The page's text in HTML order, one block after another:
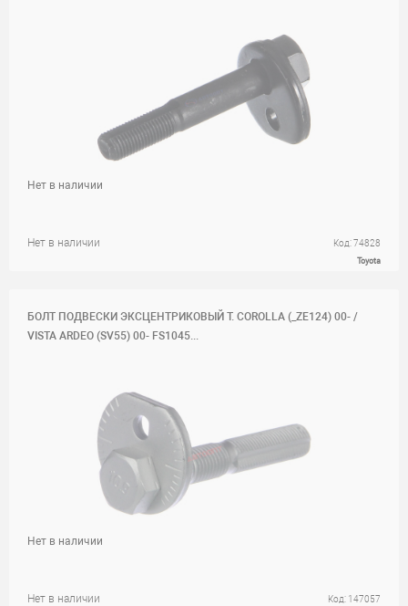
Нет в наличии Код: 74828
Toyota
Нет в наличии
БОЛТ ПОДВЕСКИ ЭКСЦЕНТРИКОВЫЙ T. COROLLA (_ZE124) 00- /
VISTA ARDEO (SV55) 00- FS1045...
Нет в наличии Код: 147057
Нет в наличии